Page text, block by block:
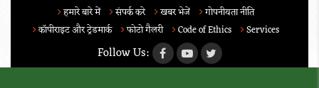
हमारे बारे में संपर्क करे खबर भेजें
गोपनीयता नीति
कॉपीराइट और ट्रेडमार्क
फोटो गैलरी Code of Ethics Services
Follow Us: